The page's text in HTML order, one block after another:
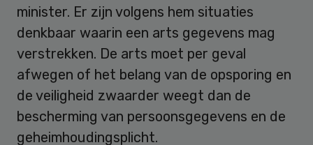
minister. Er zijn volgens hem situaties
denkbaar waarin een arts gegevens mag
verstrekken. De arts moet per geval
afwegen of het belang van de opsporing en
de veiligheid zwaarder weegt dan de
bescherming van persoonsgegevens en de
geheimhoudingsplicht.